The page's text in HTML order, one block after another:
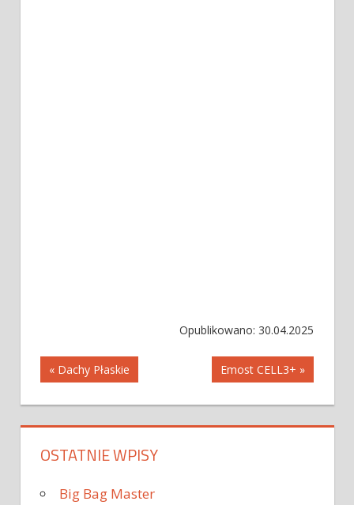
Opublikowano: 30.04.2025
Nawigacja
wpisu
« Dachy Płaskie Emost CELL3+ »
OSTATNIE WPISY
Big Bag Master